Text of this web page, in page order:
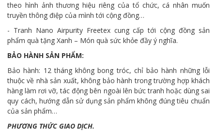
theo hình ảnh thương hiệu riêng của tổ chức, cá nhân muốn
truyền thông điệp của mình tới cộng đồng…
- Tranh Nano Airpurity Freetex cung cấp tới cộng đồng sản
phẩm quà tặng Xanh – Món quà sức khỏe đầy ý nghĩa.
BẢO HÀNH SẢN PHẨM:
Bảo hành: 12 tháng không bong tróc, chỉ bảo hành những lỗi
thuộc về nhà sản xuất, không bảo hành trong trường hợp khách
hàng làm rơi vỡ, tác động bên ngoài lên bức tranh hoặc dùng sai
quy cách, hướng dẫn sử dụng sản phẩm không đúng tiêu chuẩn
của sản phẩm…
PHƯƠNG THỨC GIAO DỊCH.